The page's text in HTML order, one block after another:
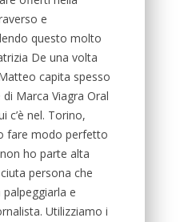
e
questo molto
De una volta
capita spesso
Marca Viagra Oral
c’è nel. Torino,
fare modo perfetto
ho parte alta
persona che
e
Utilizziamo i